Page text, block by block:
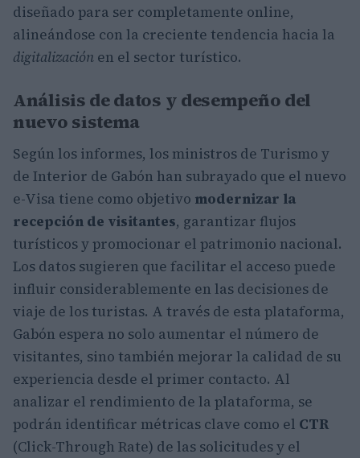
diseñado para ser completamente online,
alineándose con la creciente tendencia hacia la
digitalización en el sector turístico.
Análisis de datos y desempeño del
nuevo sistema
Según los informes, los ministros de Turismo y
de Interior de Gabón han subrayado que el nuevo
e-Visa tiene como objetivo modernizar la
recepción de visitantes, garantizar flujos
turísticos y promocionar el patrimonio nacional.
Los datos sugieren que facilitar el acceso puede
influir considerablemente en las decisiones de
viaje de los turistas. A través de esta plataforma,
Gabón espera no solo aumentar el número de
visitantes, sino también mejorar la calidad de su
experiencia desde el primer contacto. Al
analizar el rendimiento de la plataforma, se
podrán identificar métricas clave como el CTR
(Click-Through Rate) de las solicitudes y el